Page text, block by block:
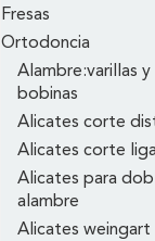
Fresas
Ortodoncia
Alambre:varillas y
bobinas
Alicates corte
Alicates corte
Alicates para
alambre
Alicates weingart